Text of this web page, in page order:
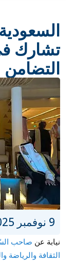
تشارك
التضامن
9 نوفمبر 2025
نيابة عن صاحب
الثقافة والرياضة